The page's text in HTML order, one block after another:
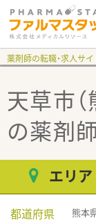
薬剤師の転職・求人サ
天草市
の薬剤
エリア
都道府県 熊本